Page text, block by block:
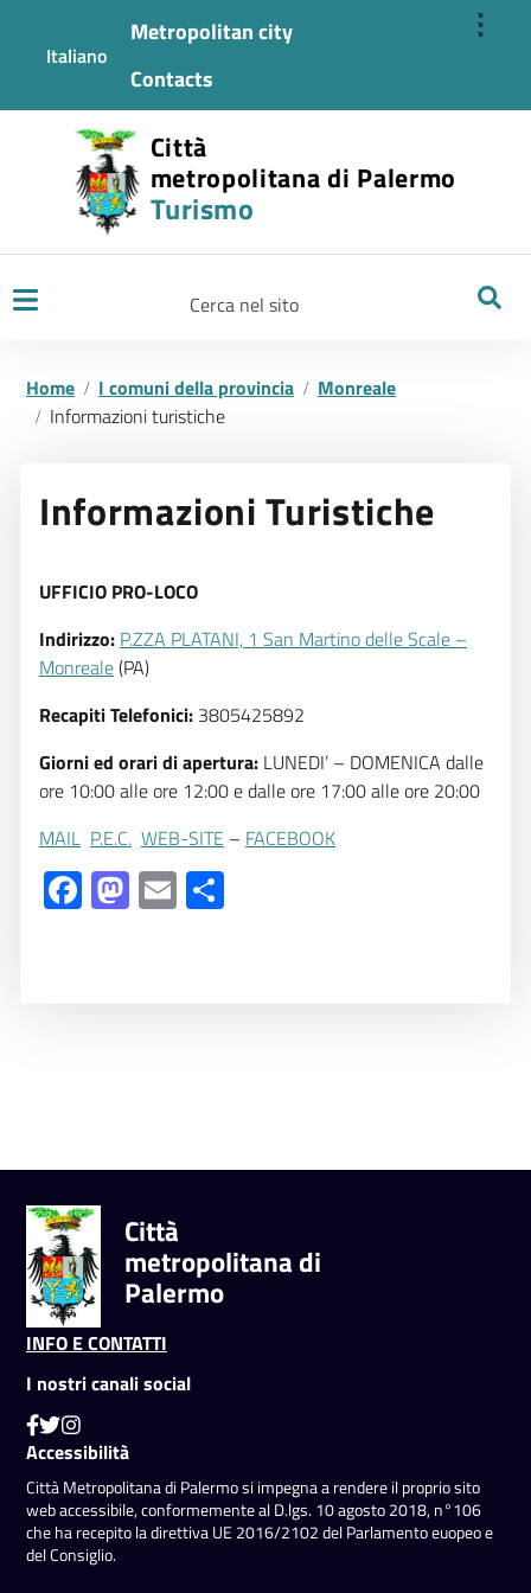
⋮
Italiano
Metropolitan city
Contacts
Città
metropolitana di Palermo
Turismo
Home I comuni della provincia
Monreale
Informazioni turistiche
Informazioni Turistiche
UFFICIO PRO-LOCO
Indirizzo: P.ZZA PLATANI, 1 San Martino delle Scale –
Monreale(PA)
Recapiti Telefonici: 3805425892
Giorni ed orari di apertura: LUNEDI’ – DOMENICA dalle
ore 10:00 alle ore 12:00 e dalle ore 17:00 alle ore 20:00
MAIL P.E.C. WEB-SITE – FACEBOOK
Facebook
Mastodon
Email
Città
metropolitana di
Palermo
INFO E CONTATTI
I nostri canali social
Accessibilità
Città Metropolitana di Palermo si impegna a rendere il proprio sito
web accessibile, conformemente al D.lgs. 10 agosto 2018, n°106
che ha recepito la direttiva UE 2016/2102 del Parlamento euopeo e
del Consiglio.